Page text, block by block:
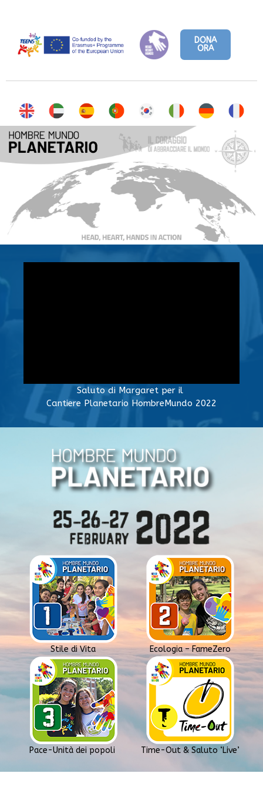
DONA
ORA
Saluto di Margaret per il
Cantiere Planetario HombreMundo 2022
Stile di Vita Ecologia – FameZero
Pace-Unità dei popoli Time-Out & Saluto ‘Live’